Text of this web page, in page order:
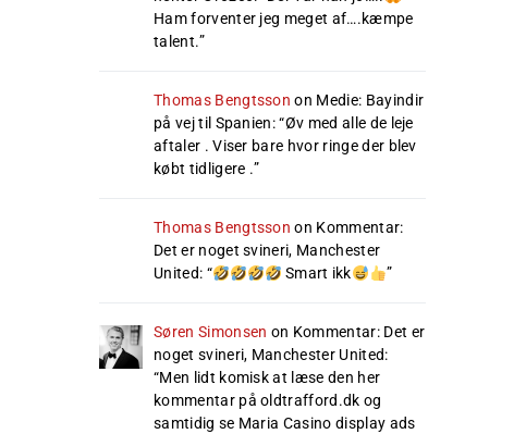
Ham forventer jeg meget af….kæmpe
talent.”
Thomas Bengtsson on Medie: Bayindir
på vej til Spanien: “Øv med alle de leje
aftaler . Viser bare hvor ringe der blev
købt tidligere .”
Thomas Bengtsson on Kommentar:
Det er noget svineri, Manchester
United: “ Smart ikk ”
Søren Simonsen on Kommentar: Det er
noget svineri, Manchester United:
“Men lidt komisk at læse den her
kommentar på oldtrafford.dk og
samtidig se Maria Casino display ads